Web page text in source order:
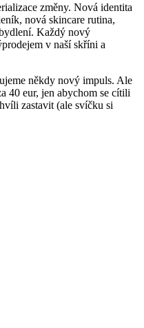
změny. Nová identita
nová skincare rutina,
Každý nový
v naší skříni a
někdy nový impuls. Ale
40 eur, jen abychom se cítili
zastavit (ale svíčku si